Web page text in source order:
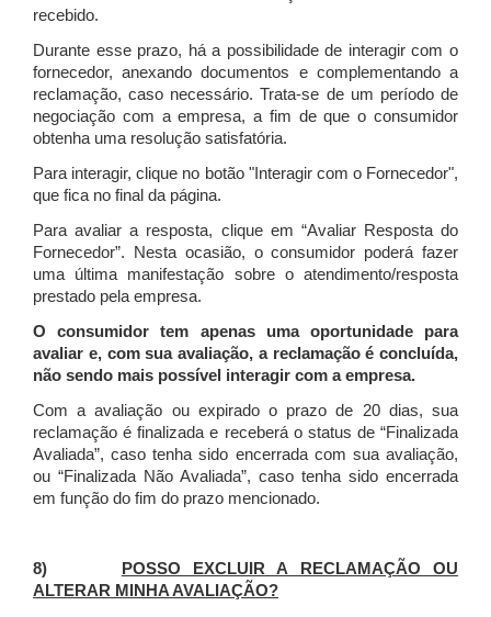
recebido.
Durante esse prazo, há a possibilidade de interagir com o
fornecedor, anexando documentos e complementando a
reclamação, caso necessário.Trata-se de um período de
negociação com a empresa, a fim de que o consumidor
obtenha uma resolução satisfatória.
Para interagir, clique no botão "Interagir com o Fornecedor",
que fica no final da página.
Para avaliar a resposta, clique em “Avaliar Resposta do
Fornecedor”. Nesta ocasião, o consumidor poderá fazer
uma última manifestação sobre o atendimento/resposta
prestado pela empresa.
O consumidor tem apenas uma oportunidade para
avaliar e, com sua avaliação, a reclamação é concluída,
não sendo mais possível interagir com a empresa.
Com a avaliação ou expirado o prazo de 20 dias, sua
reclamação é finalizada e receberá o status de “Finalizada
Avaliada”, caso tenha sido encerrada com sua avaliação,
ou “Finalizada Não Avaliada”, caso tenha sido encerrada
em função do fim do prazo mencionado.
8)
POSSO EXCLUIR A RECLAMAÇÃO OU
ALTERAR MINHA AVALIAÇÃO?